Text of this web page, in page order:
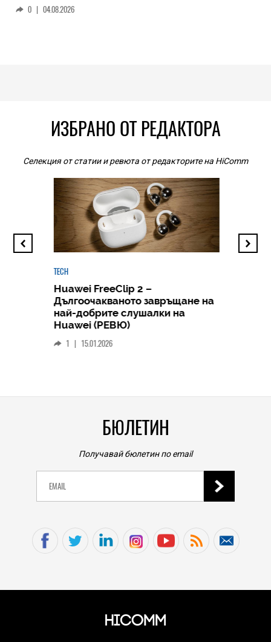
0 | 04.08.2026
ИЗБРАНО ОТ РЕДАКТОРА
Селекция от статии и ревюта от редакторите на HiComm
TECH
Huawei FreeClip 2 –
Дългоочакваното завръщане на
най-добрите слушалки на
Huawei (РЕВЮ)
1 | 15.01.2026
БЮЛЕТИН
Получавай бюлетин по email